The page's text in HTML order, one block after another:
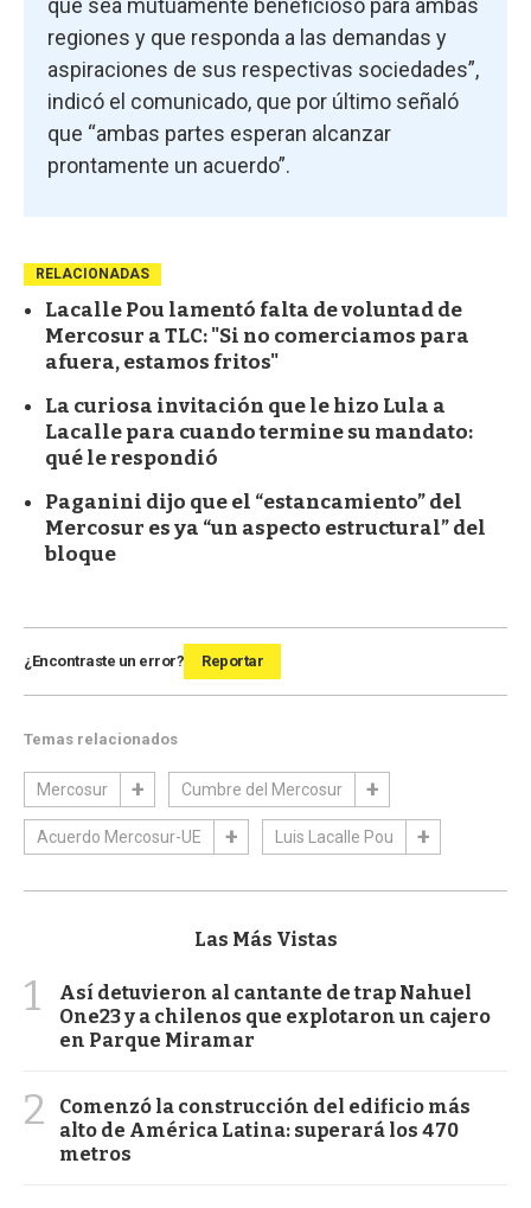
que sea mutuamente beneficioso para ambas
regiones y que responda a las demandas y
aspiraciones de sus respectivas sociedades”,
indicó el comunicado, que por último señaló
que “ambas partes esperan alcanzar
prontamente un acuerdo”.
RELACIONADAS
Lacalle Pou lamentó falta de voluntad de
Mercosur a TLC: "Si no comerciamos para
afuera, estamos fritos"
La curiosa invitación que le hizo Lula a
Lacalle para cuando termine su mandato:
qué le respondió
Paganini dijo que el “estancamiento” del
Mercosur es ya “un aspecto estructural” del
bloque
¿Encontraste un error? Reportar
Temas relacionados
Mercosur Cumbre del Mercosur
Acuerdo Mercosur-UE Luis Lacalle Pou
Las Más Vistas
1
Así detuvieron al cantante de trap Nahuel
One23 y a chilenos que explotaron un cajero
en Parque Miramar
2
Comenzó la construcción del edificio más
alto de América Latina: superará los 470
metros